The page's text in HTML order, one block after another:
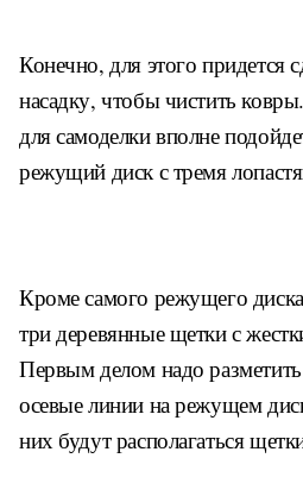
Конечно, для этого придется
насадку, чтобы чистить
для самоделки вполне
режущий диск с тремя
Кроме самого режущего
три деревянные щетки с
Первым делом надо
осевые линии на режущем
них будут располагаться